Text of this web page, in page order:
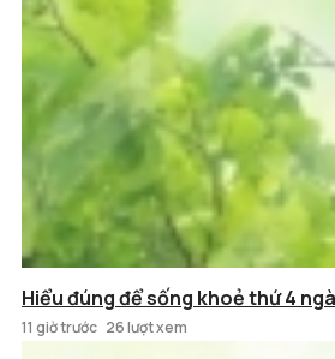
Hiểu đúng để sống khoẻ thứ 4
11 giờ trước 26 lượt xem